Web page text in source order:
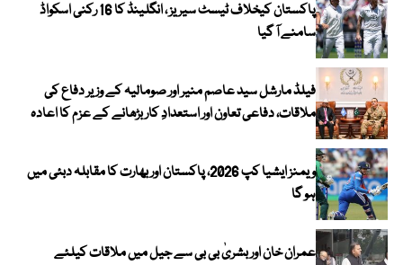
پاکستان کیخلاف ٹیسٹ سیریز ، انگلینڈ کا 16 رکنی اسکواڈ
سامنے آ گیا
فیلڈ مارشل سید عاصم منیر اور صومالیہ کے وزیر دفاع کی
ملاقات، دفاعی تعاون اور استعدادِ کار بڑھانے کے عزم کا اعادہ
ویمنز ایشیا کپ 2026، پاکستان اور بھارت کا مقابلہ دبئی میں
ہو گا
عمران خان اور بشریٰ بی بی سے جیل میں ملاقات کیلئے